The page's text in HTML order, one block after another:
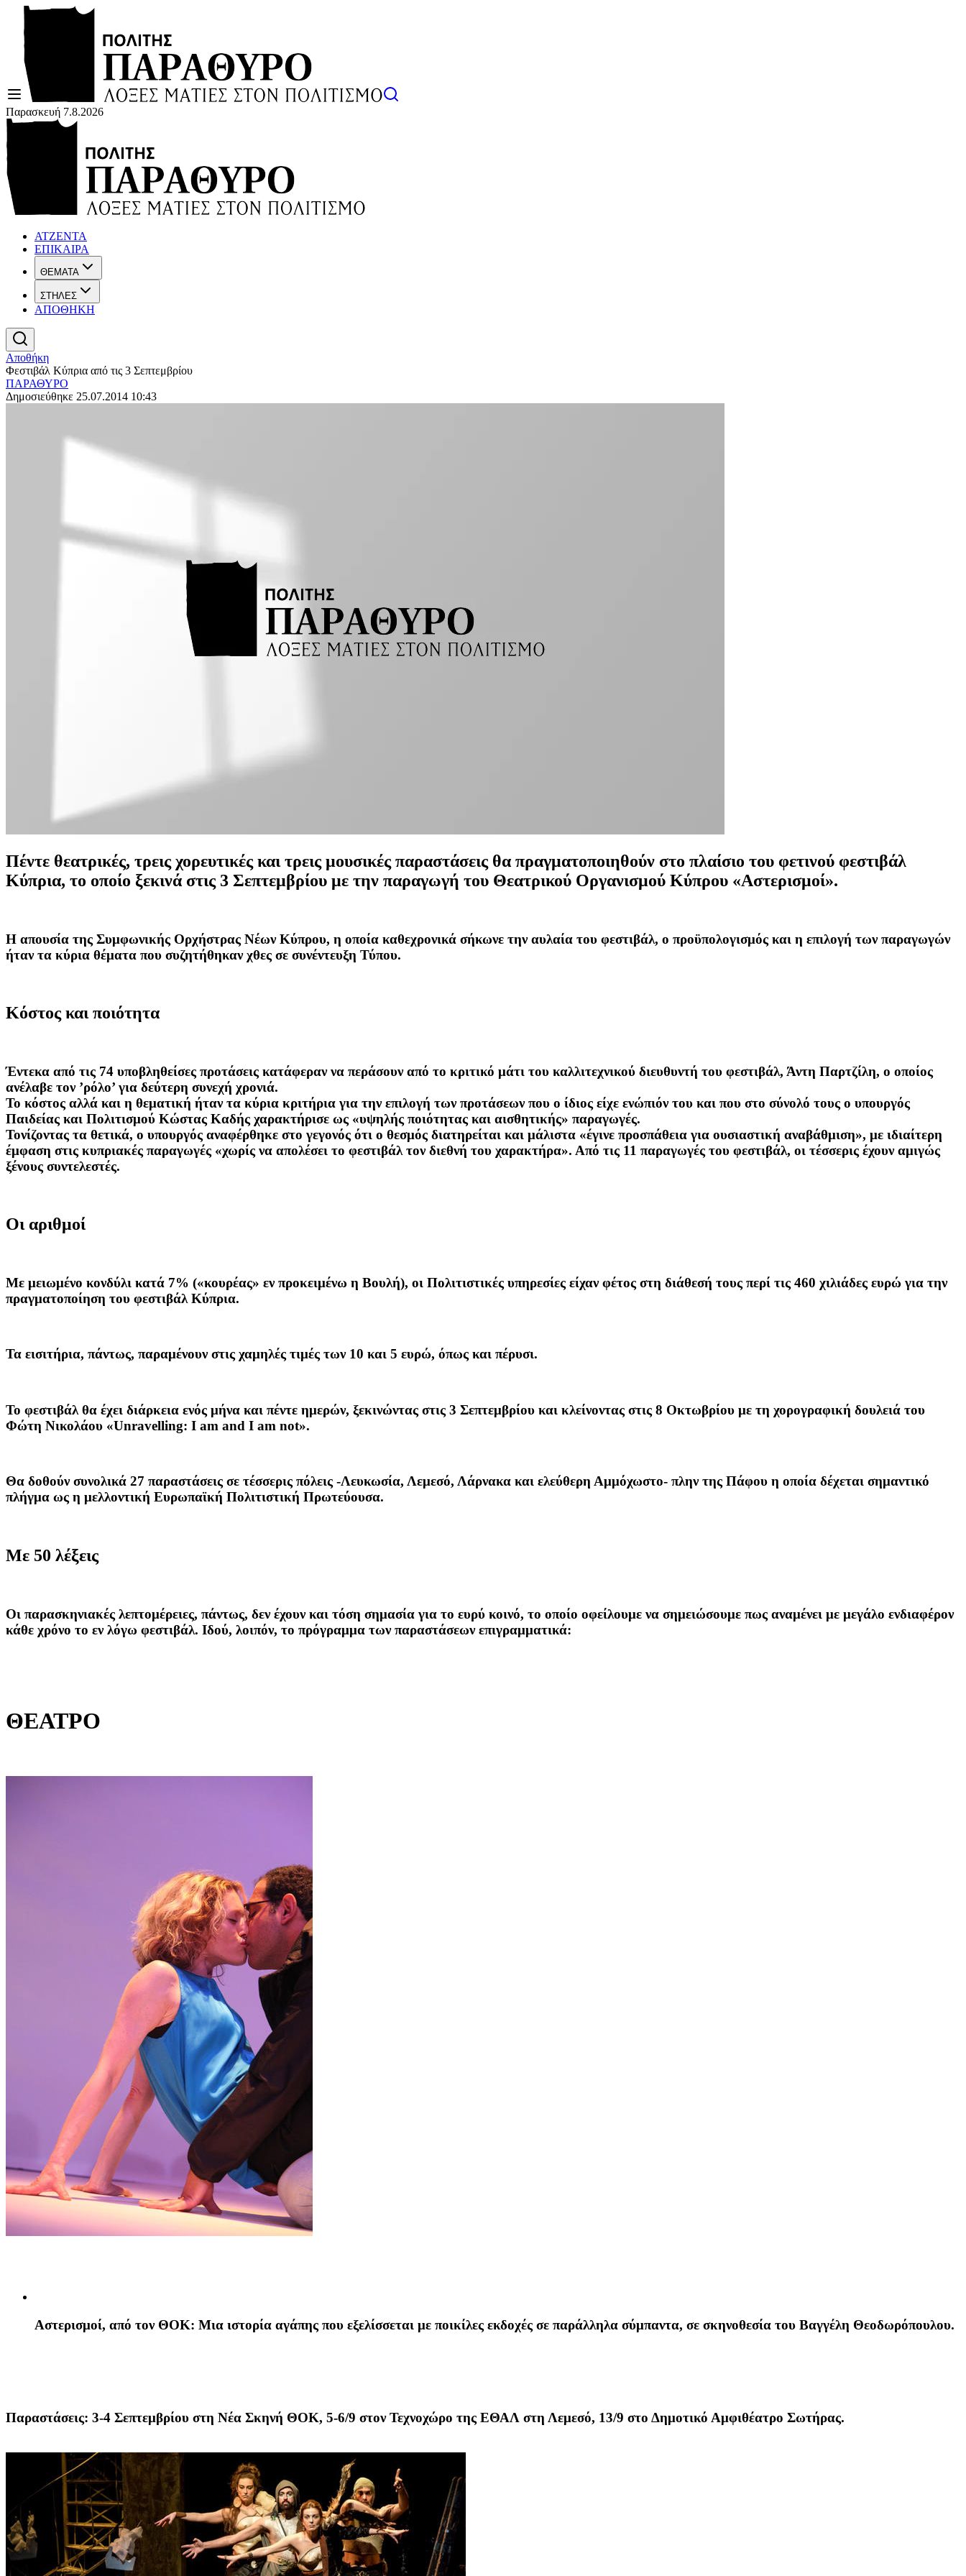
Παρασκευή 7.8.2026
ΑΤΖΕΝΤΑ
ΕΠΙΚΑΙΡΑ
ΘΕΜΑΤΑ
ΣΤΗΛΕΣ
ΑΠΟΘΗΚΗ
Αποθήκη
Φεστιβάλ Κύπρια από τις 3 Σεπτεμβρίου
ΠΑΡΑΘΥΡΟ
Δημοσιεύθηκε 25.07.2014 10:43
Πέντε θεατρικές, τρεις χορευτικές και τρεις μουσικές παραστάσεις θα πραγματοποιηθούν στο πλαίσιο του φετινού φεστιβάλ
Κύπρια, το οποίο ξεκινά στις 3 Σεπτεμβρίου με την παραγωγή του Θεατρικού Οργανισμού Κύπρου «Αστερισμοί».
Η απουσία της Συμφωνικής Ορχήστρας Νέων Κύπρου, η οποία καθεχρονικά σήκωνε την αυλαία του φεστιβάλ, ο προϋπολογισμός και η επιλογή των παραγωγών
ήταν τα κύρια θέματα που συζητήθηκαν χθες σε συνέντευξη Τύπου.
Κόστος και ποιότητα
Έντεκα από τις 74 υποβληθείσες προτάσεις κατάφεραν να περάσουν από το κριτικό μάτι του καλλιτεχνικού διευθυντή του φεστιβάλ, Άντη Παρτζίλη, ο οποίος
ανέλαβε τον ’ρόλο’ για δεύτερη συνεχή χρονιά.
Το κόστος αλλά και η θεματική ήταν τα κύρια κριτήρια για την επιλογή των προτάσεων που ο ίδιος είχε ενώπιόν του και που στο σύνολό τους ο υπουργός
Παιδείας και Πολιτισμού Κώστας Καδής χαρακτήρισε ως «υψηλής ποιότητας και αισθητικής» παραγωγές.
Τονίζοντας τα θετικά, ο υπουργός αναφέρθηκε στο γεγονός ότι ο θεσμός διατηρείται και μάλιστα «έγινε προσπάθεια για ουσιαστική αναβάθμιση», με ιδιαίτερη
έμφαση στις κυπριακές παραγωγές «χωρίς να απολέσει το φεστιβάλ τον διεθνή του χαρακτήρα». Από τις 11 παραγωγές του φεστιβάλ, οι τέσσερις έχουν αμιγώς
ξένους συντελεστές.
Οι αριθμοί
Με μειωμένο κονδύλι κατά 7% («κουρέας» εν προκειμένω η Βουλή), οι Πολιτιστικές υπηρεσίες είχαν φέτος στη διάθεσή τους περί τις 460 χιλιάδες ευρώ για την
πραγματοποίηση του φεστιβάλ Κύπρια.
Τα εισιτήρια, πάντως, παραμένουν στις χαμηλές τιμές των 10 και 5 ευρώ, όπως και πέρυσι.
Το φεστιβάλ θα έχει διάρκεια ενός μήνα και πέντε ημερών, ξεκινώντας στις 3 Σεπτεμβρίου και κλείνοντας στις 8 Οκτωβρίου με τη χορογραφική δουλειά του
Φώτη Νικολάου «Unravelling: I am and I am not».
Θα δοθούν συνολικά 27 παραστάσεις σε τέσσερις πόλεις -Λευκωσία, Λεμεσό, Λάρνακα και ελεύθερη Αμμόχωστο- πλην της Πάφου η οποία δέχεται σημαντικό
πλήγμα ως η μελλοντική Ευρωπαϊκή Πολιτιστική Πρωτεύουσα.
Με 50 λέξεις
Οι παρασκηνιακές λεπτομέρειες, πάντως, δεν έχουν και τόση σημασία για το ευρύ κοινό, το οποίο οφείλουμε να σημειώσουμε πως αναμένει με μεγάλο ενδιαφέρον
κάθε χρόνο το εν λόγω φεστιβάλ. Ιδού, λοιπόν, το πρόγραμμα των παραστάσεων επιγραμματικά:
ΘΕΑΤΡΟ
Αστερισμοί, από τον ΘΟΚ: Μια ιστορία αγάπης που εξελίσσεται με ποικίλες εκδοχές σε παράλληλα σύμπαντα, σε σκηνοθεσία του Βαγγέλη Θεοδωρόπουλου.
Παραστάσεις: 3-4 Σεπτεμβρίου στη Νέα Σκηνή ΘΟΚ, 5-6/9 στον Τεχνοχώρο της ΕΘΑΛ στη Λεμεσό, 13/9 στο Δημοτικό Αμφιθέατρο Σωτήρας.